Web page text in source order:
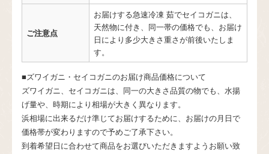
ご注意点
お届けする急速冷凍 茹でセイコガニは、
天然物に付き、同一帯の価格でも、お届け
日により多少大きさ重さが前後いたしま
す。
■ズワイガニ・セイコガニのお届け商品価格について
ズワイガニ、セイコガニは、同一の大きさ品質の物でも、水揚
げ量や、時期により相場が大きく異なります。
浜相場に出来るだけ準じてお届けするために、お届けの月日で
価格帯が変わりますので予めご了承下さい。
到着希望日に合わせて商品をお選びいただきますようお願い致